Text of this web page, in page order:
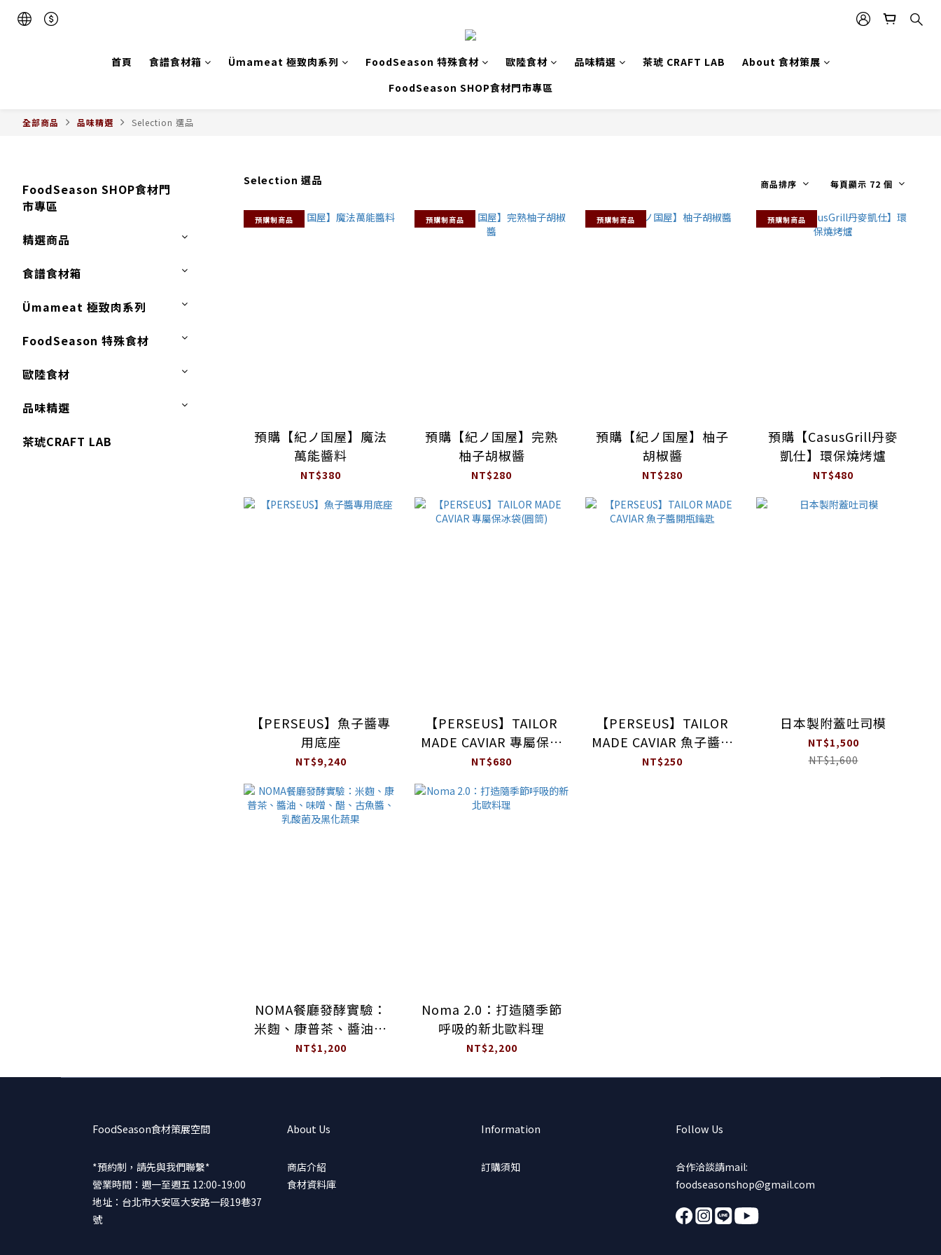
首頁 食譜食材箱 Ümameat 極致肉系列 FoodSeason 特殊食材 歐陸食材 品味精選 茶琥 CRAFT LAB
About 食材策展
FoodSeason SHOP食材門市專區
全部商品 品味精選 Selection 選品
FoodSeason SHOP食材門
市專區
精選商品
食譜食材箱
Ümameat 極致肉系列
FoodSeason 特殊食材
歐陸食材
品味精選
茶琥CRAFT LAB
Selection 選品 商品排序 每頁顯示 72 個
預購制商品
預購【紀ノ国屋】魔法
萬能醬料
NT$380
預購制商品
預購【紀ノ国屋】完熟
柚子胡椒醬
NT$280
預購制商品
預購【紀ノ国屋】柚子
胡椒醬
NT$280
預購制商品
預購【CasusGrill丹麥
凱仕】環保燒烤爐
NT$480
【PERSEUS】魚子醬專
用底座
NT$9,240
【PERSEUS】TAILOR
MADE CAVIAR 專屬保冰
袋(圓筒)
NT$680
【PERSEUS】TAILOR
MADE CAVIAR 魚子醬開
瓶鑰匙
NT$250
日本製附蓋吐司模
NT$1,500
NT$1,600
NOMA餐廳發酵實驗：
米麴、康普茶、醬油、
味噌、醋、古魚醬、乳
NT$1,200
Noma 2.0：打造隨季節
呼吸的新北歐料理
NT$2,200
FoodSeason食材策展空間
*預約制，請先與我們聯繫*
營業時間：週一至週五 12:00-19:00
地址：台北市大安區大安路一段19巷37
號
About Us
商店介紹
食材資料庫
Information
訂購須知
Follow Us
合作洽談請mail:
foodseasonshop@gmail.com